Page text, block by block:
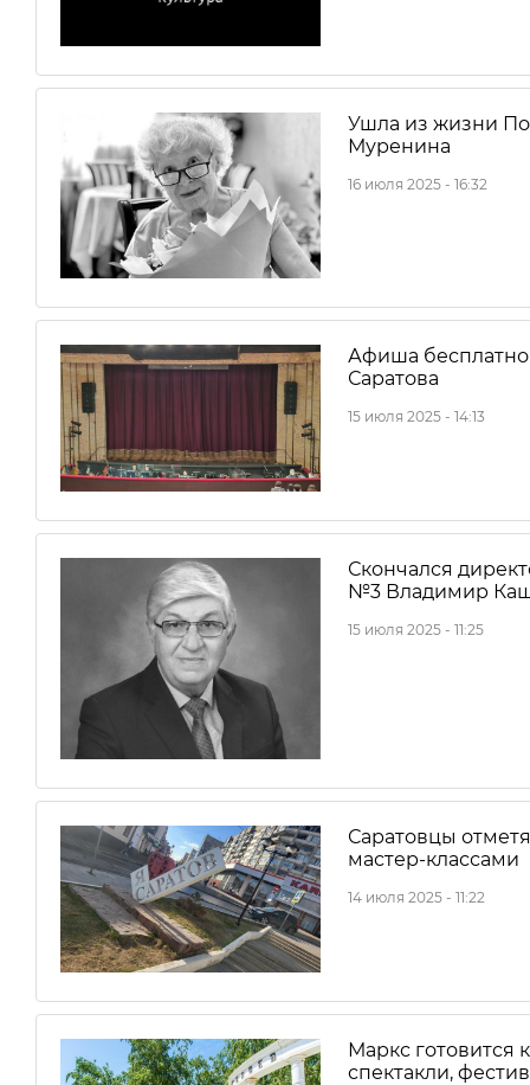
Ушла из жизни
Муренина
16 июля 2025 - 16:32
Афиша
Саратова
15 июля 2025 - 14:13
Скончался
№3 Владимир
15 июля 2025 - 11:25
Саратовцы
мастер-классами
14 июля 2025 - 11:22
Маркс готовится
спектакли,